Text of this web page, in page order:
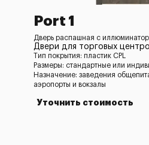
Port 1
Дверь распашная c
Двери для торговых
Тип покрытия: пластик CPL
Размеры: стандартные или
Назначение: заведения
аэропорты и вокзалы
Уточнить стоимость